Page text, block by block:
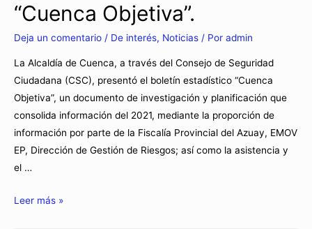
“Cuenca Objetiva”.
Deja un comentario / De interés, Noticias / Por admin
La Alcaldía de Cuenca, a través del Consejo de Seguridad
Ciudadana (CSC), presentó el boletín estadístico “Cuenca
Objetiva”, un documento de investigación y planificación que
consolida información del 2021, mediante la proporción de
información por parte de la Fiscalía Provincial del Azuay, EMOV
EP, Dirección de Gestión de Riesgos; así como la asistencia y
el …
Leer más »